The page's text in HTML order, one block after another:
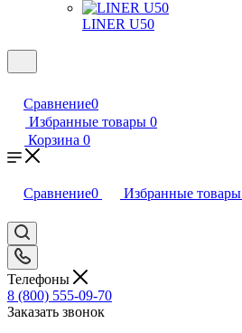
LINER U50
Сравнение0
Избранные товары 0
Корзина 0
Сравнение0 Избранные товары
Телефоны
8 (800) 555-09-70
Заказать звонок